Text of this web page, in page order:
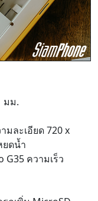
มม.
มละเอียด 720 x
ยดน้ำ
G35 ความเร็ว